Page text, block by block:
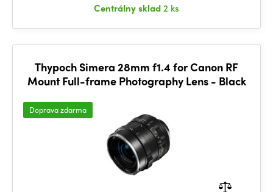
Centrálny sklad2 ks
Thypoch Simera 28mm f1.4 for Canon RF
Mount Full-frame Photography Lens - Black
Doprava zdarma